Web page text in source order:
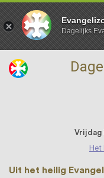
Dagelijks
Vrijdag
Het
Uit het heilig